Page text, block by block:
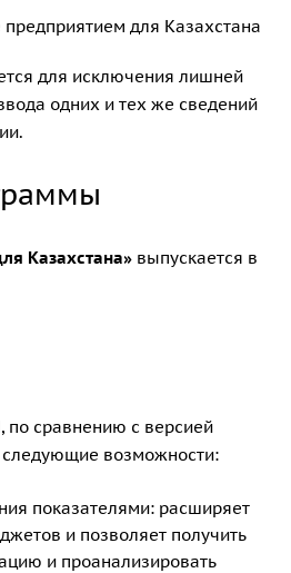
предприятием для Казахстана
для исключения лишней
одних и тех же сведений
Казахстана» выпускается в
по сравнению с версией
возможности:
показателями: расширяет
и позволяет получить
и проанализировать